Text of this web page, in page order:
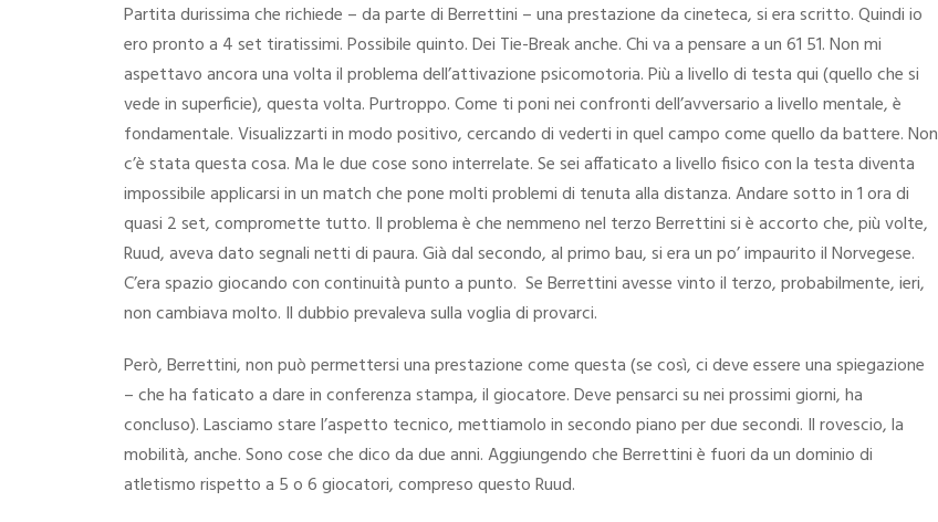
Partita durissima che richiede – da parte di Berrettini – una prestazione da cineteca, si era scritto. Quindi io
ero pronto a 4 set tiratissimi. Possibile quinto. Dei Tie-Break anche. Chi va a pensare a un 61 51. Non mi
aspettavo ancora una volta il problema dell’attivazione psicomotoria. Più a livello di testa qui (quello che si
vede in superficie), questa volta. Purtroppo. Come ti poni nei confronti dell’avversario a livello mentale, è
fondamentale. Visualizzarti in modo positivo, cercando di vederti in quel campo come quello da battere. Non
c’è stata questa cosa. Ma le due cose sono interrelate. Se sei affaticato a livello fisico con la testa diventa
impossibile applicarsi in un match che pone molti problemi di tenuta alla distanza. Andare sotto in 1 ora di
quasi 2 set, compromette tutto. Il problema è che nemmeno nel terzo Berrettini si è accorto che, più volte,
Ruud, aveva dato segnali netti di paura. Già dal secondo, al primo bau, si era un po’ impaurito il Norvegese.
C’era spazio giocando con continuità punto a punto. Se Berrettini avesse vinto il terzo, probabilmente, ieri,
non cambiava molto. Il dubbio prevaleva sulla voglia di provarci.
Però, Berrettini, non può permettersi una prestazione come questa (se così, ci deve essere una spiegazione
– che ha faticato a dare in conferenza stampa, il giocatore. Deve pensarci su nei prossimi giorni, ha
concluso). Lasciamo stare l’aspetto tecnico, mettiamolo in secondo piano per due secondi. Il rovescio, la
mobilità, anche. Sono cose che dico da due anni. Aggiungendo che Berrettini è fuori da un dominio di
atletismo rispetto a 5 o 6 giocatori, compreso questo Ruud.